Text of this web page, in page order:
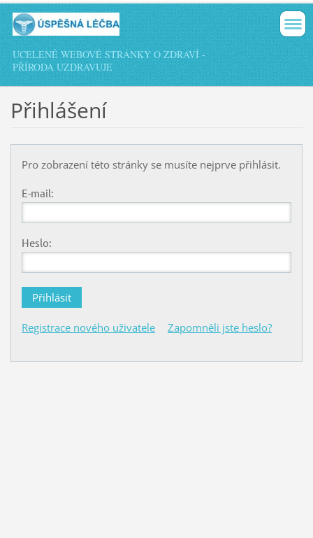
UCELENÉ WEBOVÉ STRÁNKY O ZDRAVÍ -
PŘÍRODA UZDRAVUJE
Přihlášení
Pro zobrazení této stránky se musíte nejprve přihlásit.
E-mail:
Heslo:
Registrace nového uživatele Zapomněli jste heslo?